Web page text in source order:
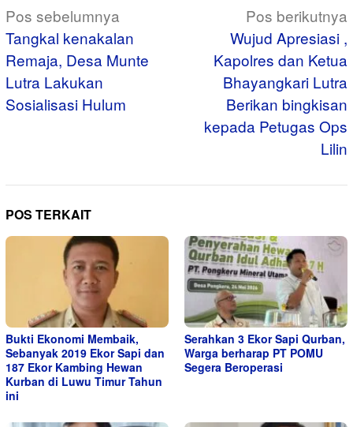
Navigasi
pos
Pos sebelumnya
Tangkal kenakalan
Remaja, Desa Munte
Lutra Lakukan
Sosialisasi Hulum
Pos berikutnya
Wujud Apresiasi ,
Kapolres dan Ketua
Bhayangkari Lutra
Berikan bingkisan
kepada Petugas Ops
Lilin
POS TERKAIT
Bukti Ekonomi Membaik,
Sebanyak 2019 Ekor Sapi dan
187 Ekor Kambing Hewan
Kurban di Luwu Timur Tahun
ini
Serahkan 3 Ekor Sapi Qurban,
Warga berharap PT POMU
Segera Beroperasi